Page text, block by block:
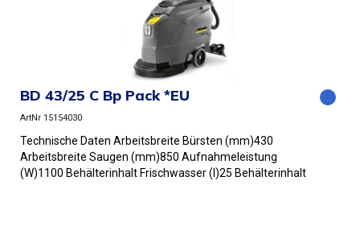
BD 43/25 C Bp Pack *EU
ArtNr 15154030
Technische Daten Arbeitsbreite Bürsten (mm)430
Arbeitsbreite Saugen (mm)850 Aufnahmeleistung
(W)1100 Behälterinhalt Frischwasser (l)25 Behälterinhalt